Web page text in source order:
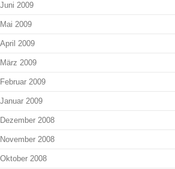
Juni 2009
Mai 2009
April 2009
März 2009
Februar 2009
Januar 2009
Dezember 2008
November 2008
Oktober 2008